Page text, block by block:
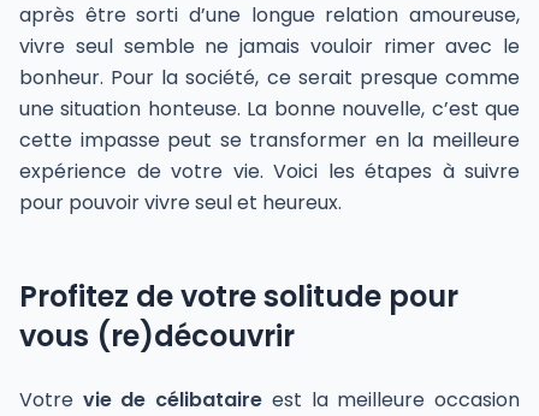
après être sorti d’une longue relation amoureuse,
vivre seul semble ne jamais vouloir rimer avec le
bonheur. Pour la société, ce serait presque comme
une situation honteuse. La bonne nouvelle, c’est que
cette impasse peut se transformer en la meilleure
expérience de votre vie. Voici les étapes à suivre
pour pouvoir vivre seul et heureux.
Profitez de votre solitude pour
vous (re)découvrir
Votre vie de célibataire est la meilleure occasion